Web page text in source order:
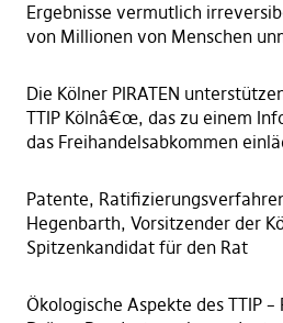
Ergebnisse vermutlich
von Millionen von Menschen
Die Kölner PIRATEN
TTIP Kölnâ€œ, das zu einem
das Freihandelsabkommen
Patente,
Hegenbarth, Vorsitzender der
Spitzenkandidat für den Rat
Ökologische Aspekte des TTIP